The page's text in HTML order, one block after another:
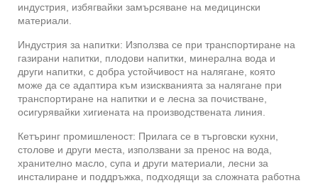
индустрия, избягвайки замърсяване на медицински
материали.
Индустрия за напитки: Използва се при транспортиране на
газирани напитки, плодови напитки, минерална вода и
други напитки, с добра устойчивост на налягане, която
може да се адаптира към изискванията за налягане при
транспортиране на напитки и е лесна за почистване,
осигурявайки хигиената на производствената линия.
Кетъринг промишленост: Прилага се в търговски кухни,
столове и други места, използвани за пренос на вода,
хранително масло, супа и други материали, лесни за
инсталиране и поддръжка, подходящи за сложната работна